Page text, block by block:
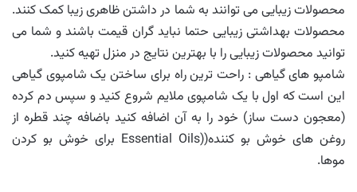
محصولات زیبایی می توانند به شما در داشتن ظاهری زیبا کمک کنند.
محصولات بهداشتی زیبایی حتما نباید گران قیمت باشند و شما می
توانید محصولات زیبایی را با بهترین نتایج در منزل تهیه کنید.
شامپو های گیاهی : راحت ترین راه برای ساختن یک شامپوی گیاهی
این است که اول با یک شامپوی ملایم شروع کنید و سپس دم کرده
(معجون دست ساز) خود را به آن اضافه کنید باضافه چند قطره از
روغن های خوش بو کننده((Essential Oils برای خوش بو کردن
موها.